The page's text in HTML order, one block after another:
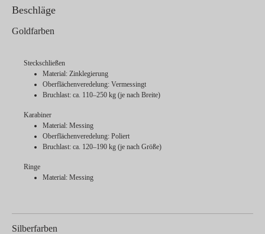
Beschläge
Goldfarben
Steckschließen
Material: Zinklegierung
Oberflächenveredelung: Vermessingt
Bruchlast: ca. 110–250 kg (je nach Breite)
Karabiner
Material: Messing
Oberflächenveredelung: Poliert
Bruchlast: ca. 120–190 kg (je nach Größe)
Ringe
Material: Messing
Silberfarben